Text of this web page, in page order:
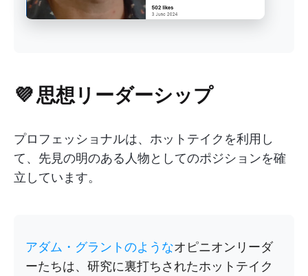
💜 思想リーダーシップ
プロフェッショナルは、ホットテイクを利用し
て、先見の明のある人物としてのポジションを確
立しています。
アダム・グラントのようなオピニオンリーダ
ーたちは、研究に裏打ちされたホットテイク